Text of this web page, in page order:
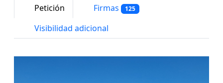
Petición Firmas 125
Visibilidad adicional